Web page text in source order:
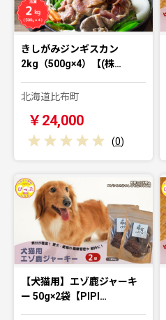
きしがみジンギスカン
2kg（500g×4）【(株…
北海道比布町
￥24,000
(0)
【犬猫用】エゾ鹿ジャーキ
ー 50g×2袋【PIPI…